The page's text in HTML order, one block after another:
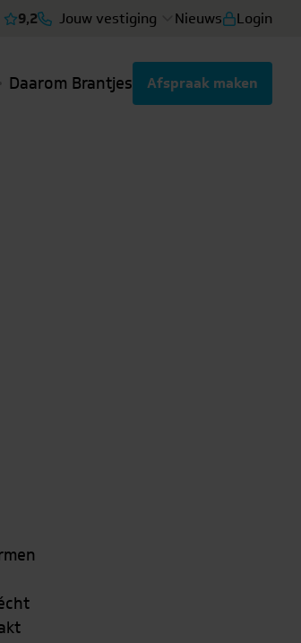
Bekijk reviews
9,2 Jouw vestiging Nieuws Login
Daarom Brantjes Afspraak maken